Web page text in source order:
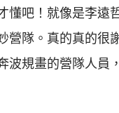
懂吧！就像是李遠
營隊。真的真的很
波規畫的營隊人員